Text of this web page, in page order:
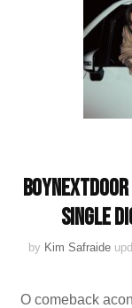
single
by Kim Safraide
O comeback